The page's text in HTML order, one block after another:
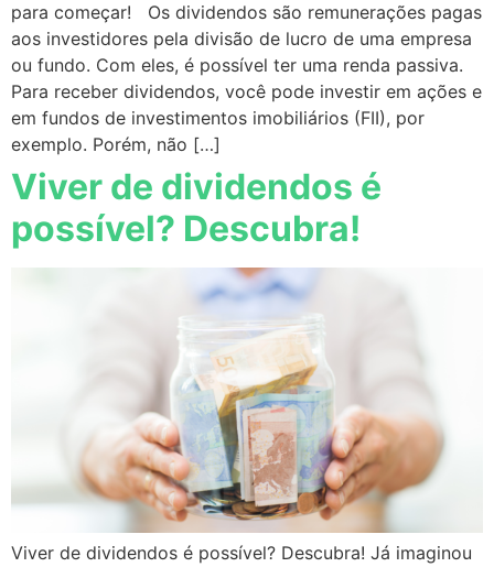
para começar! Os dividendos são remunerações pagas
aos investidores pela divisão de lucro de uma empresa
ou fundo. Com eles, é possível ter uma renda passiva.
Para receber dividendos, você pode investir em ações e
em fundos de investimentos imobiliários (FII), por
exemplo. Porém, não […]
Viver de dividendos é
possível? Descubra!
Viver de dividendos é possível? Descubra! Já imaginou